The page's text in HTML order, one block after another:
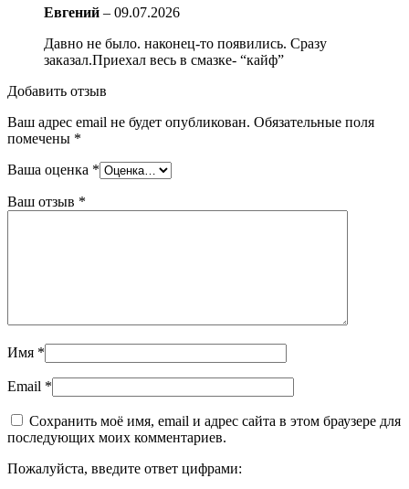
Евгений – 09.07.2026
Давно не было. наконец-то появились. Сразу
заказал.Приехал весь в смазке- “кайф”
Добавить отзыв
Ваш адрес email не будет опубликован. Обязательные поля
помечены *
Ваша оценка *
Ваш отзыв *
Имя *
Email *
Сохранить моё имя, email и адрес сайта в этом браузере для
последующих моих комментариев.
Пожалуйста, введите ответ цифрами: